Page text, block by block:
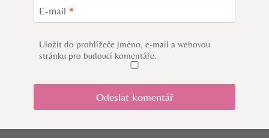
E-mail *
Uložit do prohlížeče jméno, e-mail a webovou
stránku pro budoucí komentáře.